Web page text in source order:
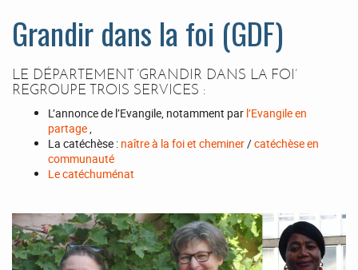
Grandir dans la foi (GDF)
LE DÉPARTEMENT ’GRANDIR DANS LA FOI’
REGROUPE TROIS SERVICES :
L’annonce de l’Evangile, notamment par l’Evangile en
partage
La catéchèse : naître à la foi et cheminer /catéchèse en
communauté
Le catéchuménat